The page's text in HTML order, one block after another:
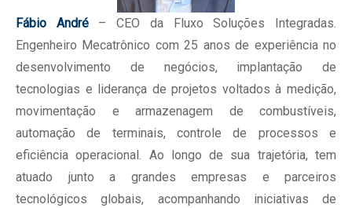
Fábio André– CEO da Fluxo Soluções Integradas.
Engenheiro Mecatrônico com 25 anos de experiência no
desenvolvimento de negócios, implantação de
tecnologias e liderança de projetos voltados à medição,
movimentação e armazenagem de combustíveis,
automação de terminais, controle de processos e
eficiência operacional. Ao longo de sua trajetória, tem
atuado junto a grandes empresas e parceiros
tecnológicos globais, acompanhando iniciativas de